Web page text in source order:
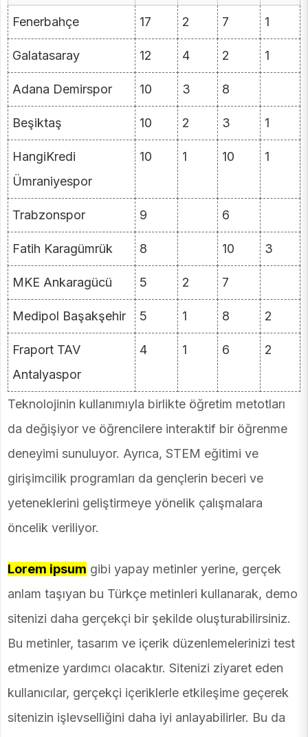
Fenerbahçe 17 2 7 1
Galatasaray 12 4 2 1
Adana Demirspor 10 3 8
Beşiktaş 10 2 3 1
HangiKredi
Ümraniyespor
10 1 10 1
Trabzonspor 9 6
Fatih Karagümrük 8 10 3
MKE Ankaragücü 5 2 7
Medipol Başakşehir 5 1 8 2
Fraport TAV
Antalyaspor
4 1 6 2
Teknolojinin kullanımıyla birlikte öğretim metotları
da değişiyor ve öğrencilere interaktif bir öğrenme
deneyimi sunuluyor. Ayrıca, STEM eğitimi ve
girişimcilik programları da gençlerin beceri ve
yeteneklerini geliştirmeye yönelik çalışmalara
öncelik veriliyor.
Lorem ipsum gibi yapay metinler yerine, gerçek
anlam taşıyan bu Türkçe metinleri kullanarak, demo
sitenizi daha gerçekçi bir şekilde oluşturabilirsiniz.
Bu metinler, tasarım ve içerik düzenlemelerinizi test
etmenize yardımcı olacaktır. Sitenizi ziyaret eden
kullanıcılar, gerçekçi içeriklerle etkileşime geçerek
sitenizin işlevselliğini daha iyi anlayabilirler. Bu da